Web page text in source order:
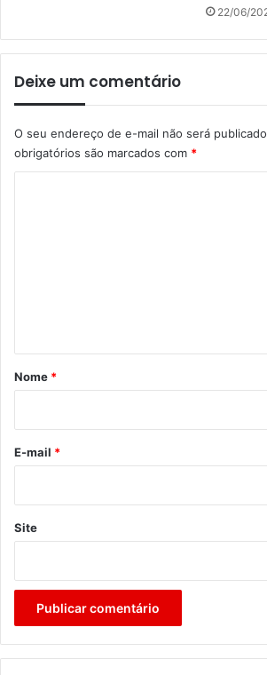
22/06/
Deixe um comentário
O seu endereço de e-mail não será
obrigatórios são marcados com *
r
*
Nome *
E-mail *
Site